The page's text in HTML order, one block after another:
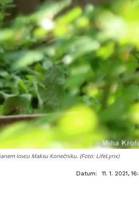
lovcu Maksu Konečniku. (Foto: LifeLynx)
Datum: 11. 1. 2021,